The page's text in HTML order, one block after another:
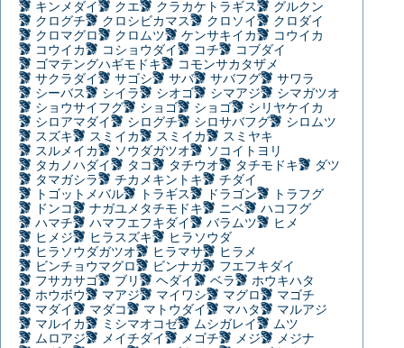
キンメダイ クエ クラカケトラギス
グルクン
クログチ
クロシビカマス クロソイ
クロダイ
クロマグロ
クロムツ ケンサキイカ
コウイカ
コウイカ
コショウダイ コチ
コブダイ
ゴマテングハギモドキ
コモンサカタザメ
サクラダイ
サゴシ サバ サバフグ
サワラ
シーバス
シイラ シオゴ シマアジ
シマガツオ
ショウサイフグ
ショゴ ショゴ
シリヤケイカ
シロアマダイ
シログチ シロサバフグ
シロムツ
スズキ
スミイカ スミイカ
スミヤキ
スルメイカ
ソウダガツオ
ソコイトヨリ
タカノハダイ
タコ タチウオ タチモドキ
ダツ
タマガシラ
チカメキントキ
チダイ
トゴットメバル
トラギス ドラゴン
トラフグ
ドンコ
ナガユメタチモドキ ニベ
ハコフグ
ハマチ
ハマフエフキダイ バラムツ
ヒメ
ヒメジ
ヒラスズキ
ヒラソウダ
ヒラソウダガツオ
ヒラマサ
ヒラメ
ビンチョウマグロ
ビンナガ
フエフキダイ
フサカサゴ
ブリ ヘダイ ベラ
ホウキハタ
ホウボウ
マアジ マイワシ マグロ
マゴチ
マダイ
マダコ マトウダイ マハタ
マルアジ
マルイカ
ミシマオコゼ ムシガレイ
ムツ
ムロアジ
メイチダイ メゴチ メジ
メジナ